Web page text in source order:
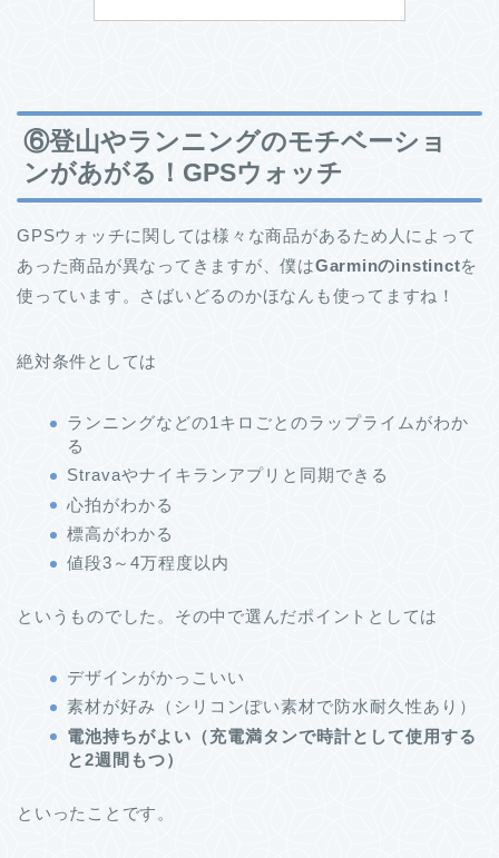
⑥登山やランニングのモチベーショ
ンがあがる！GPSウォッチ
GPSウォッチに関しては様々な商品があるため人によって
あった商品が異なってきますが、僕はGarminのinstinctを
使っています。さばいどるのかほなんも使ってますね！
絶対条件としては
ランニングなどの1キロごとのラップライムがわか
る
Stravaやナイキランアプリと同期できる
心拍がわかる
標高がわかる
値段3～4万程度以内
というものでした。その中で選んだポイントとしては
デザインがかっこいい
素材が好み（シリコンぽい素材で防水耐久性あり）
電池持ちがよい（充電満タンで時計として使用する
と2週間もつ）
といったことです。